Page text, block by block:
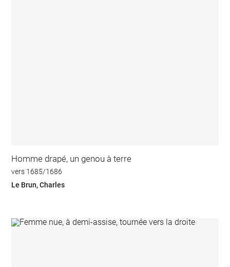
Homme drapé, un genou à terre
vers 1685/1686
Le Brun, Charles